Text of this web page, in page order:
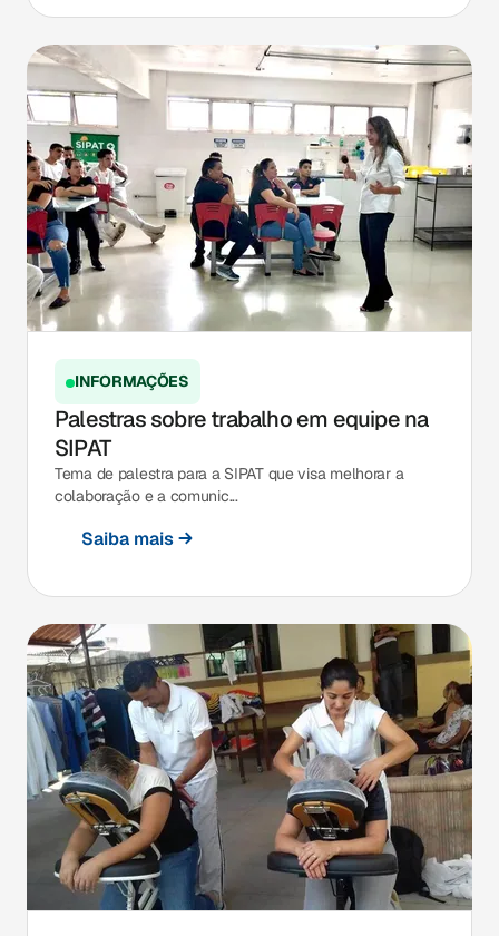
INFORMAÇÕES
Palestras sobre trabalho em equipe na
SIPAT
Tema de palestra para a SIPAT que visa melhorar a
colaboração e a comunic...
Saiba mais